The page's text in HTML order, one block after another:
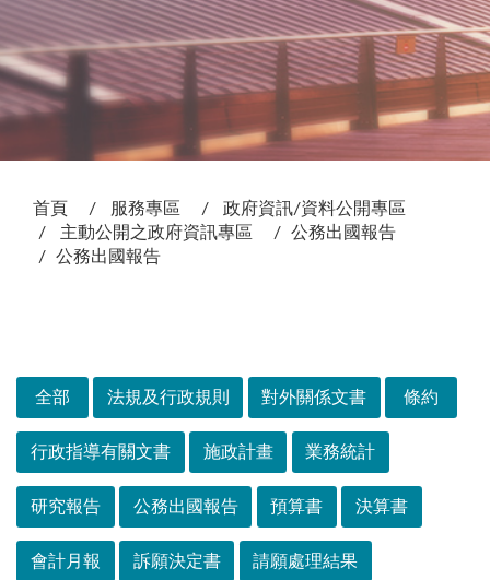
首頁 服務專區
政府資訊/資料公開專區
主動公開之政府資訊專區
公務出國報告
公務出國報告
全部 法規及行政規則 對外關係文書 條約
行政指導有關文書 施政計畫 業務統計
研究報告 公務出國報告 預算書 決算書
會計月報 訴願決定書 請願處理結果